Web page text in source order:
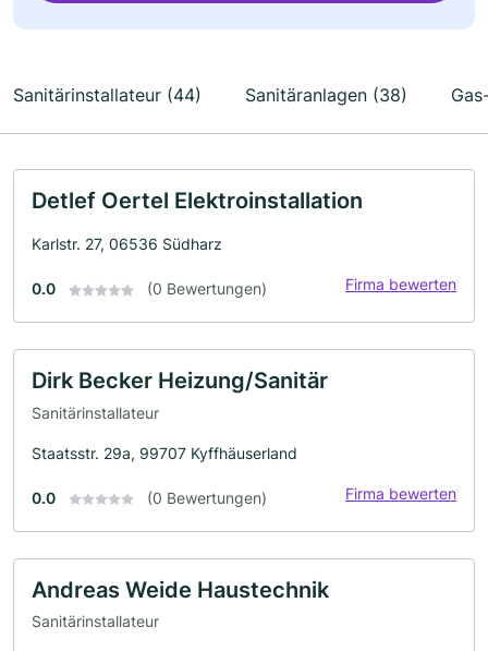
Sanitärinstallateur (44) Sanitäranlagen (38)
Detlef Oertel Elektroinstallation
Karlstr. 27, 06536 Südharz
0.0 (0 Bewertungen) Firma bewerten
Dirk Becker Heizung/Sanitär
Sanitärinstallateur
Staatsstr. 29a, 99707 Kyffhäuserland
0.0 (0 Bewertungen) Firma bewerten
Andreas Weide Haustechnik
Sanitärinstallateur